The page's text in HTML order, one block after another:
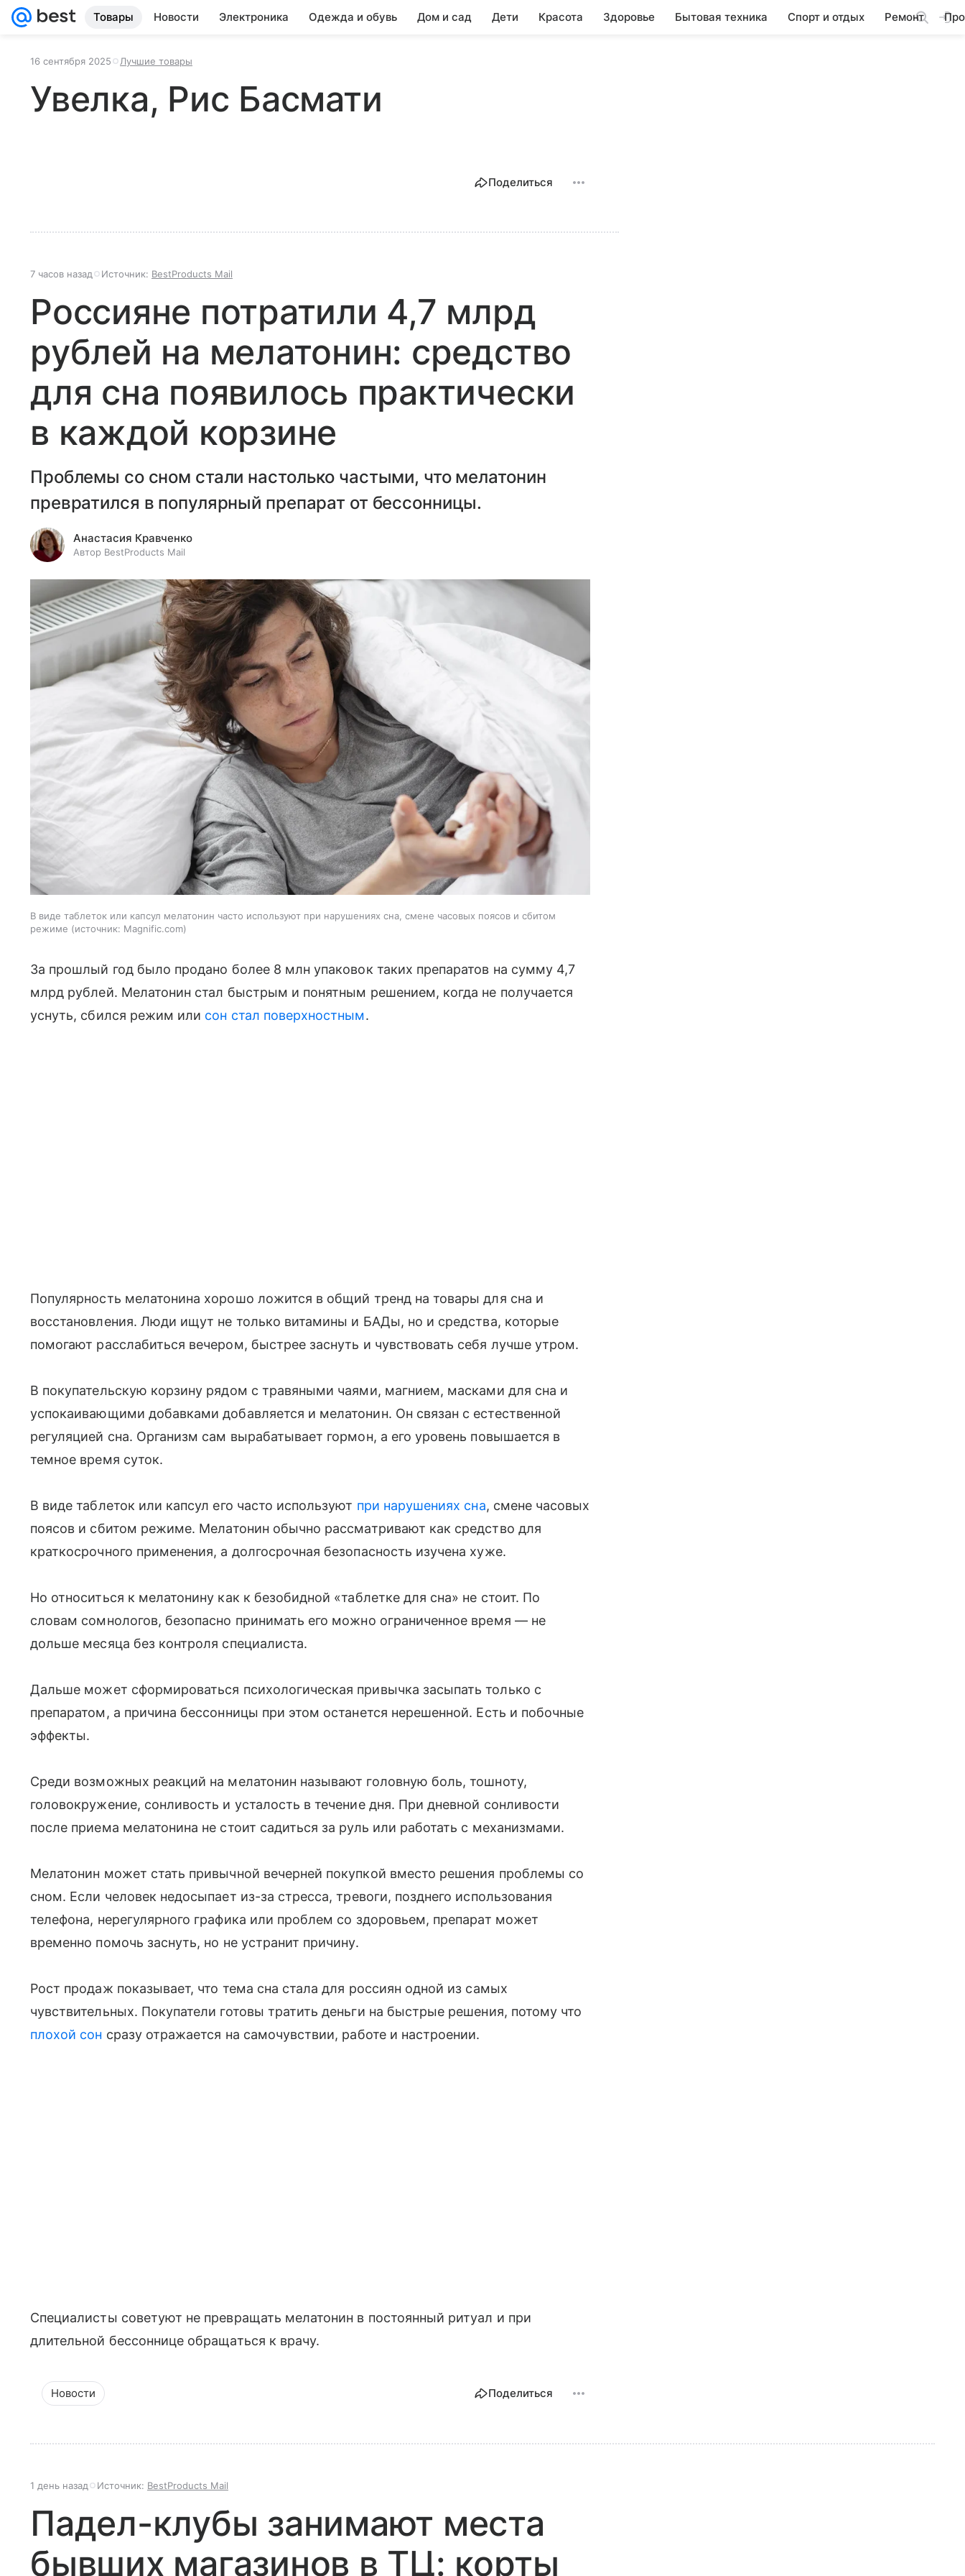
Товары Новости Электроника Одежда и обувь Дом и сад Дети Красота Здоровье Бытовая техника Спорт и отдых Ремонт
16 сентября 2025 Лучшие товары
Увелка, Рис Басмати
Поделиться
7 часов назад Источник: BestProducts Mail
Россияне потратили 4,7 млрд
рублей на мелатонин: средство
для сна появилось практически
в каждой корзине
Проблемы со сном стали настолько частыми, что мелатонин
превратился в популярный препарат от бессонницы.
Анастасия Кравченко
Автор BestProducts Mail
В виде таблеток или капсул мелатонин часто используют при нарушениях сна, смене часовых поясов и сбитом
режиме
источник: Magnific.com
За прошлый год было продано более 8 млн упаковок таких препаратов на сумму 4,7
млрд рублей. Мелатонин стал быстрым и понятным решением, когда не получается
уснуть, сбился режим или сон стал поверхностным.
Популярность мелатонина хорошо ложится в общий тренд на товары для сна и
восстановления. Люди ищут не только витамины и БАДы, но и средства, которые
помогают расслабиться вечером, быстрее заснуть и чувствовать себя лучше утром.
В покупательскую корзину рядом с травяными чаями, магнием, масками для сна и
успокаивающими добавками добавляется и мелатонин. Он связан с естественной
регуляцией сна. Организм сам вырабатывает гормон, а его уровень повышается в
темное время суток.
В виде таблеток или капсул его часто используют при нарушениях сна, смене часовых
поясов и сбитом режиме. Мелатонин обычно рассматривают как средство для
краткосрочного применения, а долгосрочная безопасность изучена хуже.
Но относиться к мелатонину как к безобидной «таблетке для сна» не стоит. По
словам сомнологов, безопасно принимать его можно ограниченное время — не
дольше месяца без контроля специалиста.
Дальше может сформироваться психологическая привычка засыпать только с
препаратом, а причина бессонницы при этом останется нерешенной. Есть и побочные
эффекты.
Среди возможных реакций на мелатонин называют головную боль, тошноту,
головокружение, сонливость и усталость в течение дня. При дневной сонливости
после приема мелатонина не стоит садиться за руль или работать с механизмами.
Мелатонин может стать привычной вечерней покупкой вместо решения проблемы со
сном. Если человек недосыпает из-за стресса, тревоги, позднего использования
телефона, нерегулярного графика или проблем со здоровьем, препарат может
временно помочь заснуть, но не устранит причину.
Рост продаж показывает, что тема сна стала для россиян одной из самых
чувствительных. Покупатели готовы тратить деньги на быстрые решения, потому что
плохой сон сразу отражается на самочувствии, работе и настроении.
Специалисты советуют не превращать мелатонин в постоянный ритуал и при
длительной бессоннице обращаться к врачу.
Новости Поделиться
1 день назад Источник: BestProducts Mail
Падел-клубы занимают места
бывших магазинов в ТЦ: корты